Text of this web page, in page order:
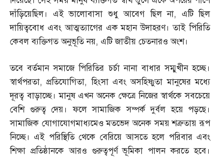
দাঁড়িয়েছিল। এই ভালোবাসা শুধু আবেগ ছিল না, এটি ছিল
দায়িত্ববোধ এবং আত্মত্যাগের এক মহান উদাহরণ। তাই পিরিতি
কেবল ব্যক্তিগত অনুভূতি নয়, এটি জাতীয় চেতনারও অংশ।
তবে বর্তমান সমাজে পিরিতির চর্চা নানা বাধার সম্মুখীন হচ্ছে।
স্বার্থপরতা,প্রতিযোগিতা,হিংসা এবং অসহিষ্ণুতা মানুষের মধ্যে
দূরত্ব বাড়াচ্ছে। মানুষ এখন অনেক ক্ষেত্রে নিজের স্বার্থকে সবচেয়ে
বেশি গুরুত্ব দেয়। ফলে সামাজিক সম্পর্ক দুর্বল হয়ে পড়ছে।
সামাজিক যোগাযোগমাধ্যমেও মতভেদ অনেক সময় শত্রুতায় রূপ
নিচ্ছে। এই পরিস্থিতি থেকে বেরিয়ে আসতে হলে পরিবার এবং
শিক্ষা প্রতিষ্ঠানকে আরও গুরুত্বপূর্ণ ভূমিকা পালন করতে হবে।